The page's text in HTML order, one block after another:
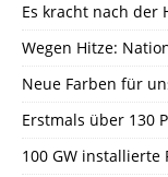
Es kracht nach der
Wegen Hitze:
Neue Farben für
Erstmals über 130
100 GW